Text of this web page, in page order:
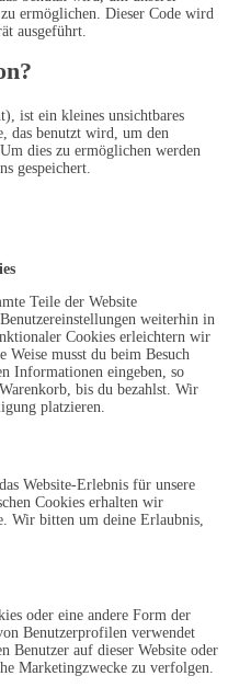
ermöglichen. Dieser Code wird
ausgeführt.
ist ein kleines unsichtbares
das benutzt wird, um den
dies zu ermöglichen werden
gespeichert.
Teile der Website
weiterhin in
Cookies erleichtern wir
Weise musst du beim Besuch
Informationen eingeben, so
bis du bezahlst. Wir
platzieren.
Website-Erlebnis für unsere
Cookies erhalten wir
Wir bitten um deine Erlaubnis,
oder eine andere Form der
Benutzerprofilen verwendet
Benutzer auf dieser Website oder
Marketingzwecke zu verfolgen.